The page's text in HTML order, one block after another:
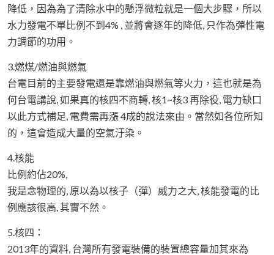
降低，因為為了清除水中的懸浮微粒就是一個大步驟，所以
水力發電不單比例不到4% , 並將會逐年的降低, 只作為彈性電
力調節的功用。
3.燃煤/燃油與燃氣
台電目前的主要發電還是靠燃油與燃氣等火力，這也就是為
何台電講說, 如果真的核四不商轉, 核1~核3 再除役, 電力缺口
以此方式補足, 電費需再漲 4成的說法來由。當然如各位所知
的，這會造成大量的空氣汙染。
4.核能
比例約佔20%,
我是念物理的, 原以為以核子（彈）威力之大, 核能發電的比
例應該很高, 其實不然。
5.核四：
2013年的資料, 台灣所有發電裝備的裝置總容量加其來為